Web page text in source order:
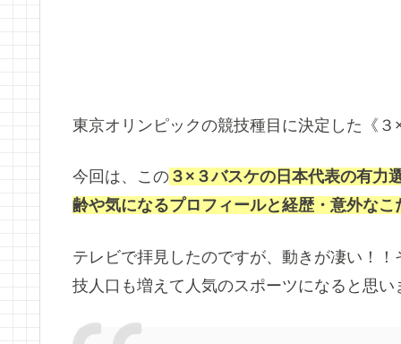
東京オリンピックの競技種目に決定した《
今回は、この ３×３バスケの日本代表の有力
齢や気になるプロフィールと経歴・意外な
テレビで拝見したのですが、動きが凄い！
技人口も増えて人気のスポーツになると思い